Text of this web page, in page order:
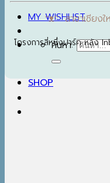
MY WISHLIST
ค้นหา:
SHOP
ᵔᴥᵔ สาขาเชีย
โครงการสี่หนึ่งปาร์ค หลัง